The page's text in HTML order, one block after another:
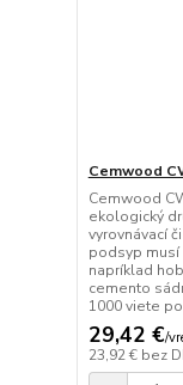
Cemwood
Cemwood
ekologický
vyrovnávací
podsyp musí
napríklad
cemento
1000 viete
29,42 €/
23,92 € bez